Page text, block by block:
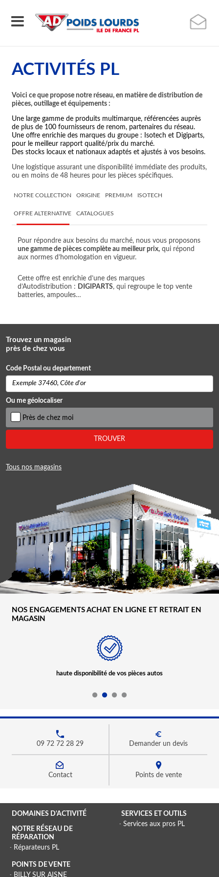
ACTIVITÉS PL
Voici ce que propose notre réseau, en matière de distribution de
pièces, outillage et équipements :
Une large gamme de produits multimarque, référencées auprès
de plus de 100 fournisseurs de renom, partenaires du réseau.
Une offre enrichie des marques du groupe : Isotech et Digiparts,
pour le meilleur rapport qualité/prix du marché.
Des stocks locaux et nationaux adaptés et ajustés à vos besoins.
Une logistique assurant une disponibilité immédiate des produits,
ou en moins de 48 heures pour les pièces spécifiques.
NOTRE COLLECTION ORIGINE PREMIUM ISOTECH
OFFRE ALTERNATIVE CATALOGUES
Pour répondre aux besoins du marché, nous vous proposons
une gamme de pièces complète au meilleur prix, qui répond
aux normes d’homologation en vigueur.
Cette offre est enrichie d’une des marques
d’Autodistribution : DIGIPARTS, qui regroupe le top vente
batteries, ampoules…
Trouvez un magasin
près de chez vous
Code Postal ou departement
Ou me géolocaliser
Près de chez moi
TROUVER
Tous nos magasins
NOS ENGAGEMENTS ACHAT EN LIGNE ET RETRAIT EN
MAGASIN
haute disponibilité de vos pièces autos
09 72 72 28 29 Demander un devis
Contact Points de vente
DOMAINES D'ACTIVITÉ
NOTRE RÉSEAU DE
RÉPARATION
Réparateurs PL
SERVICES ET OUTILS
Services aux pros PL
POINTS DE VENTE
BILLY SUR AISNE